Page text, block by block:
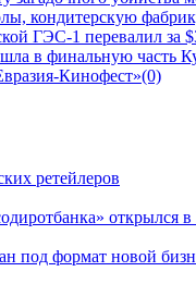
кондитерскую
ГЭС-1 перевалил за
в финальную часть
Кинофест»(0)
ретейлеров
открылся
под формат новой